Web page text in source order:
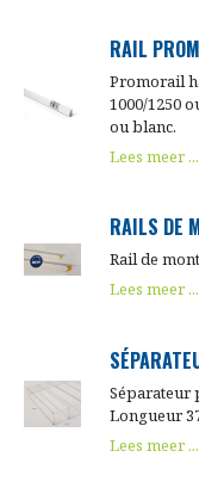
RAIL
Promorail
1000/1250
ou blanc.
Lees meer ...
RAILS DE
Rail de
Lees meer ...
Séparateur
Longueur
Lees meer ...